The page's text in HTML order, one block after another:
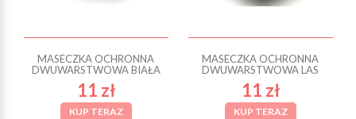
MASECZKA OCHRONNA
DWUWARSTWOWA BIAŁA
11 zł
KUP TERAZ
MASECZKA OCHRONNA
DWUWARSTWOWA LAS
11 zł
KUP TERAZ